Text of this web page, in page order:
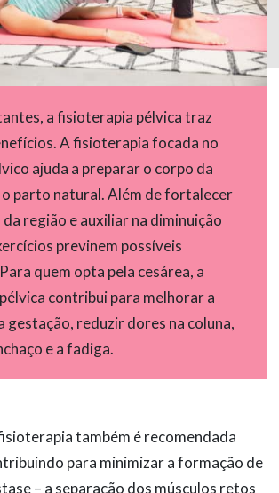
a fisioterapia pélvica traz
A fisioterapia focada no
ajuda a preparar o corpo da
o parto natural. Além de fortalecer
da região e auxiliar na diminuição
previnem possíveis
quem opta pela cesárea, a
contribui para melhorar a
gestação, reduzir dores na coluna,
e a fadiga.
também é recomendada
para minimizar a formação de
– a separação dos músculos retos